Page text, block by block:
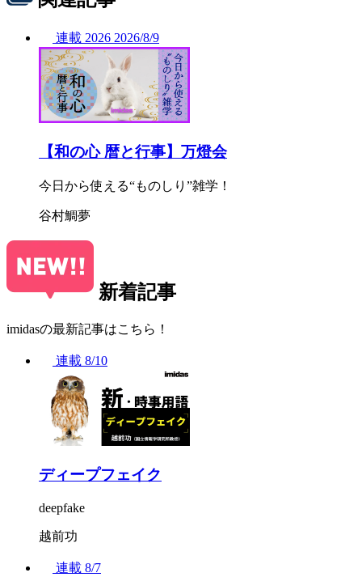
連載 2026 2026/8/9
【和の心 暦と行事】万燈会
今日から使える“ものしり”雑学！
谷村鯛夢
新着記事
imidasの最新記事はこちら！
連載 8/10
ディープフェイク
deepfake
越前功
連載 8/7